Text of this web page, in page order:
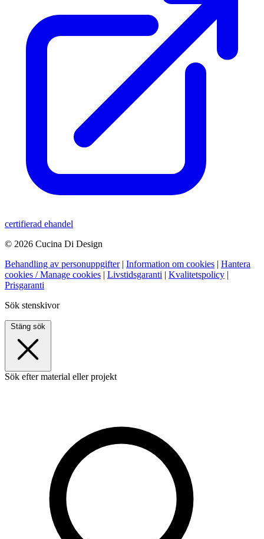
certifierad ehandel
© 2026 Cucina Di Design
Behandling av personuppgifter | Information om cookies | Hantera
cookies / Manage cookies | Livstidsgaranti | Kvalitetspolicy |
Prisgaranti
Sök stenskivor
Stäng sök
Sök efter material eller projekt